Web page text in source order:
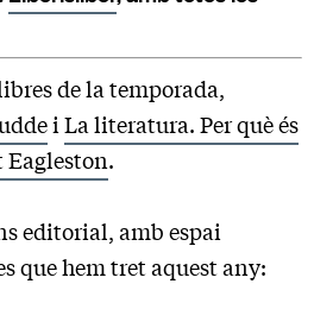
de la temporada,
iLa literatura. Per què és
.
editorial, amb espai
que hem tret aquest any: